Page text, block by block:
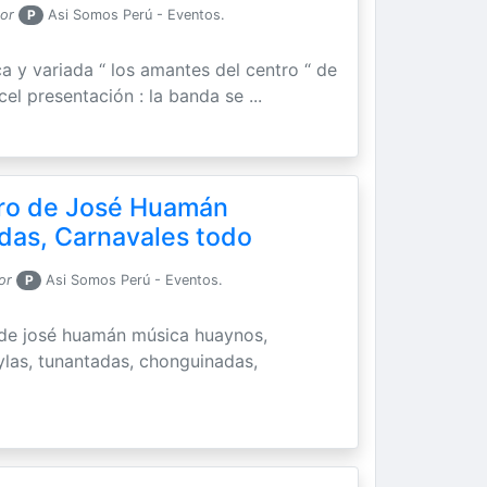
P Asi Somos Perú - Eventos.
y variada “ los amantes del centro “ de
presentación : la banda se ...
de José Huamán
Carnavales todo
P Asi Somos Perú - Eventos.
josé huamán música huaynos,
tunantadas, chonguinadas,